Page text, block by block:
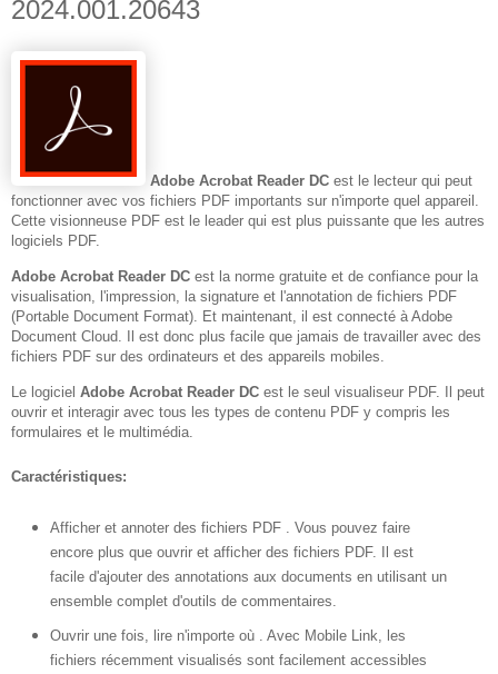
2024.001.20643
Adobe Acrobat Reader DC est le lecteur qui peut
fonctionner avec vos fichiers PDF importants sur n'importe quel appareil.
Cette visionneuse PDF est le leader qui est plus puissante que les autres
logiciels PDF.
Adobe Acrobat Reader DC est la norme gratuite et de confiance pour la
visualisation, l'impression, la signature et l'annotation de fichiers PDF
(Portable Document Format). Et maintenant, il est connecté à Adobe
Document Cloud. Il est donc plus facile que jamais de travailler avec des
fichiers PDF sur des ordinateurs et des appareils mobiles.
Le logiciel Adobe Acrobat Reader DC est le seul visualiseur PDF. Il peut
ouvrir et interagir avec tous les types de contenu PDF y compris les
formulaires et le multimédia.
Caractéristiques:
Afficher et annoter des fichiers PDF . Vous pouvez faire
encore plus que ouvrir et afficher des fichiers PDF. Il est
facile d'ajouter des annotations aux documents en utilisant un
ensemble complet d'outils de commentaires.
Ouvrir une fois, lire n'importe où . Avec Mobile Link, les
fichiers récemment visualisés sont facilement accessibles